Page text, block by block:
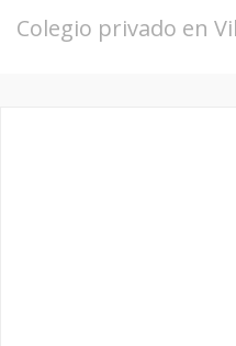
Colegio privado en